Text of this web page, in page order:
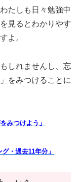
たしも日々勉強中
見るとわかりやす
よ。
しれませんし、忘
をみつけることに
みつけよう」
・過去11年分」